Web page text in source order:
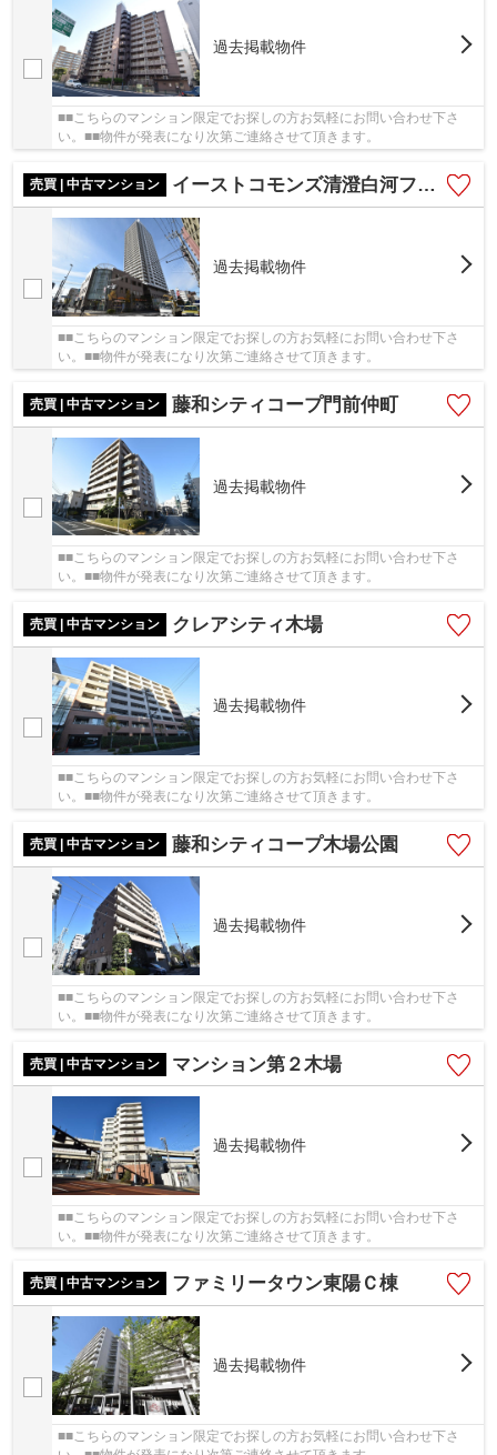
過去掲載物件
■■こちらのマンション限定でお探しの方お気軽にお問い合わせ下さ
い。■■物件が発表になり次第ご連絡させて頂きます。
売買 | 中古マンション イーストコモンズ清澄白河フロントタワー
過去掲載物件
■■こちらのマンション限定でお探しの方お気軽にお問い合わせ下さ
い。■■物件が発表になり次第ご連絡させて頂きます。
売買 | 中古マンション 藤和シティコープ門前仲町
過去掲載物件
■■こちらのマンション限定でお探しの方お気軽にお問い合わせ下さ
い。■■物件が発表になり次第ご連絡させて頂きます。
売買 | 中古マンション クレアシティ木場
過去掲載物件
■■こちらのマンション限定でお探しの方お気軽にお問い合わせ下さ
い。■■物件が発表になり次第ご連絡させて頂きます。
売買 | 中古マンション 藤和シティコープ木場公園
過去掲載物件
■■こちらのマンション限定でお探しの方お気軽にお問い合わせ下さ
い。■■物件が発表になり次第ご連絡させて頂きます。
売買 | 中古マンション マンション第２木場
過去掲載物件
■■こちらのマンション限定でお探しの方お気軽にお問い合わせ下さ
い。■■物件が発表になり次第ご連絡させて頂きます。
売買 | 中古マンション ファミリータウン東陽Ｃ棟
過去掲載物件
■■こちらのマンション限定でお探しの方お気軽にお問い合わせ下さ